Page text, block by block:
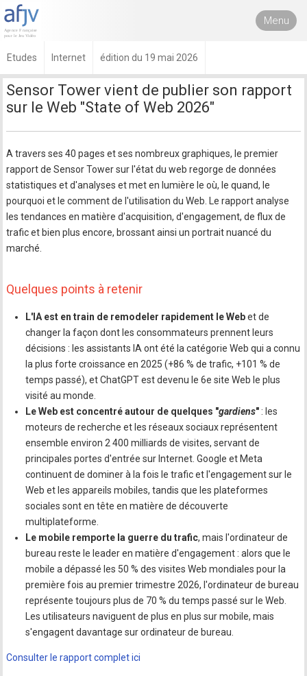
Menu
Etudes Internet édition du 19 mai 2026
Sensor Tower vient de publier son rapport
sur le Web "State of Web 2026"
A travers ses 40 pages et ses nombreux graphiques, le premier
rapport de Sensor Tower sur l'état du web regorge de données
statistiques et d'analyses et met en lumière le où, le quand, le
pourquoi et le comment de l'utilisation du Web. Le rapport analyse
les tendances en matière d'acquisition, d'engagement, de flux de
trafic et bien plus encore, brossant ainsi un portrait nuancé du
marché.
Quelques points à retenir
L'IA est en train de remodeler rapidement le Webet de
changer la façon dont les consommateurs prennent leurs
décisions : les assistants IA ont été la catégorie Web qui a connu
la plus forte croissance en 2025 (+86 % de trafic, +101 % de
temps passé), et ChatGPT est devenu le 6e site Web le plus
visité au monde.
Le Web est concentré autour de quelques "gardiens" : les
moteurs de recherche et les réseaux sociaux représentent
ensemble environ 2 400 milliards de visites, servant de
principales portes d'entrée sur Internet. Google et Meta
continuent de dominer à la fois le trafic et l'engagement sur le
Web et les appareils mobiles, tandis que les plateformes
sociales sont en tête en matière de découverte
multiplateforme.
Le mobile remporte la guerre du trafic, mais l'ordinateur de
bureau reste le leader en matière d'engagement : alors que le
mobile a dépassé les 50 % des visites Web mondiales pour la
première fois au premier trimestre 2026, l'ordinateur de bureau
représente toujours plus de 70 % du temps passé sur le Web.
Les utilisateurs naviguent de plus en plus sur mobile, mais
s'engagent davantage sur ordinateur de bureau.
Consulter le rapport complet ici